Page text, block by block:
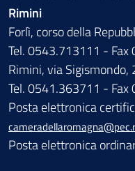
Rimini
Forlì, corso della
Tel. 0543.713111 -
Rimini, via Sigismondo,
Tel. 0541.363711 -
Posta elettronica
Posta elettronica